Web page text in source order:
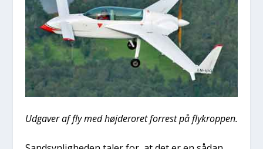
Udga­ver af fly med høj­der­o­ret for­re­st på flykrop­pen.